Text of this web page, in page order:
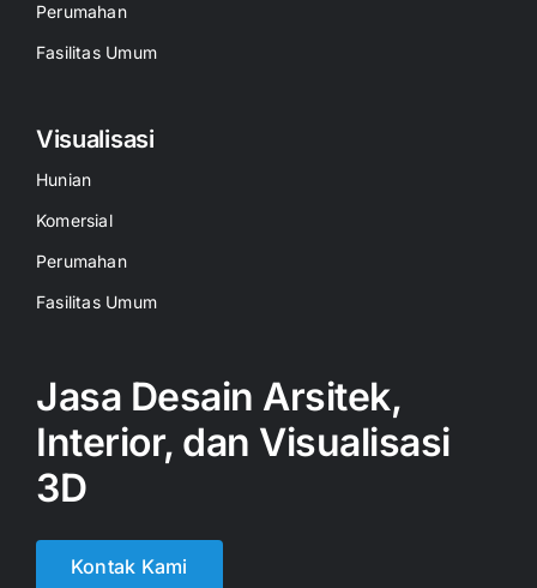
Perumahan
Fasilitas Umum
Visualisasi
Hunian
Komersial
Perumahan
Fasilitas Umum
Jasa Desain Arsitek,
Interior, dan Visualisasi
3D
Kontak Kami